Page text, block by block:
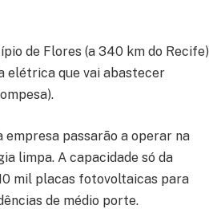
de Flores (a 340 km do
elétrica que vai abastecer
empresa passarão a operar na
limpa. A capacidade só da
mil placas fotovoltaicas para
de médio porte.